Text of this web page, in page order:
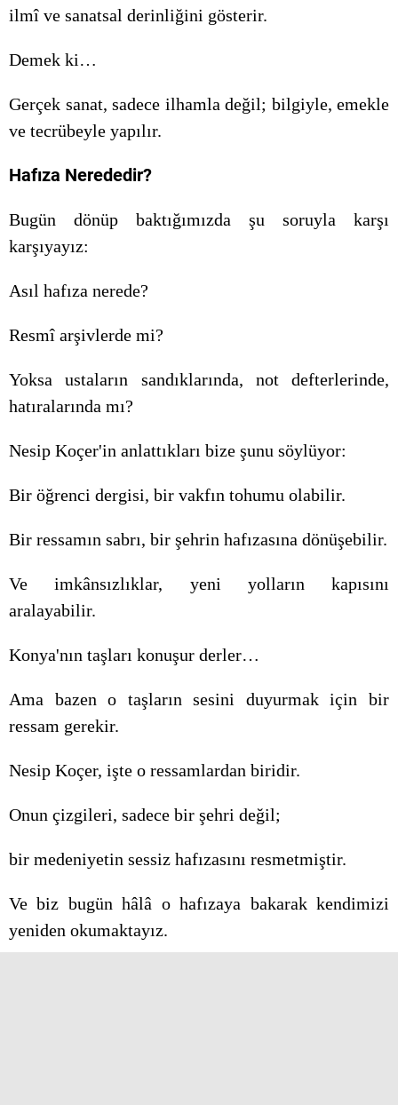
ilmî ve sanatsal derinliğini gösterir.
Demek ki…
Gerçek sanat, sadece ilhamla değil; bilgiyle, emekle
ve tecrübeyle yapılır.
Hafıza Nerededir?
Bugün dönüp baktığımızda şu soruyla karşı
karşıyayız:
Asıl hafıza nerede?
Resmî arşivlerde mi?
Yoksa ustaların sandıklarında, not defterlerinde,
hatıralarında mı?
Nesip Koçer'in anlattıkları bize şunu söylüyor:
Bir öğrenci dergisi, bir vakfın tohumu olabilir.
Bir ressamın sabrı, bir şehrin hafızasına dönüşebilir.
Ve imkânsızlıklar, yeni yolların kapısını
aralayabilir.
Konya'nın taşları konuşur derler…
Ama bazen o taşların sesini duyurmak için bir
ressam gerekir.
Nesip Koçer, işte o ressamlardan biridir.
Onun çizgileri, sadece bir şehri değil;
bir medeniyetin sessiz hafızasını resmetmiştir.
Ve biz bugün hâlâ o hafızaya bakarak kendimizi
yeniden okumaktayız.